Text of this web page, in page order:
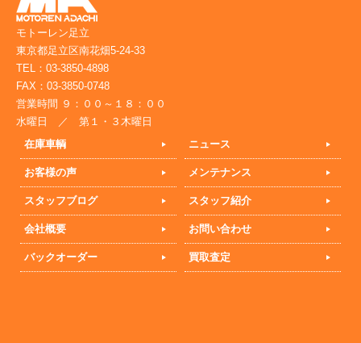
モトーレン足立
東京都足立区南花畑5-24-33
TEL：03-3850-4898
FAX：03-3850-0748
営業時間 ９：００～１８：００
水曜日 ／ 第１・３木曜日
在庫車輌
ニュース
お客様の声 メンテナンス
スタッフブログ スタッフ紹介
会社概要 お問い合わせ
バックオーダー 買取査定